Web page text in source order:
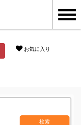
お気に入り
検索